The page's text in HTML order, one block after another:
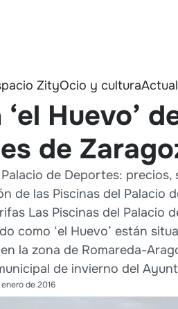
ZityOcio y cultura
Huevo’
de
de Deportes:
de las Piscinas del Palacio
Las Piscinas del Palacio
como ‘el Huevo’ están
la zona de Romareda-
de invierno del
de 2016